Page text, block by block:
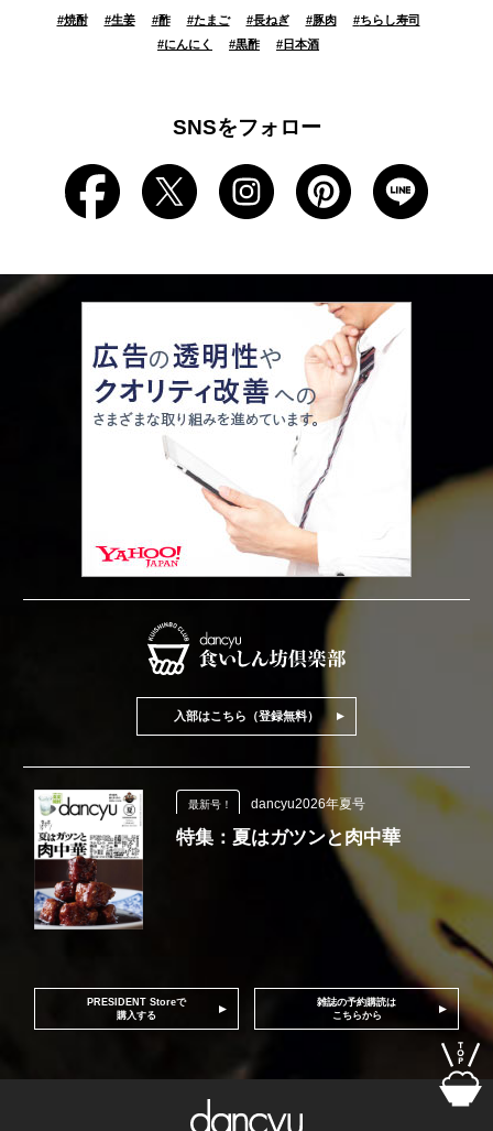
#焼酎 #生姜 #酢 #たまご #長ねぎ #豚肉 #ちらし寿司
#にんにく #黒酢 # 日本酒
SNSをフォロー
入部はこちら（登録無料）
最新号！ dancyu2026年夏号
特集：夏はガツンと肉中華
PRESIDENT Storeで
購入する
雑誌の予約購読は
こちらから